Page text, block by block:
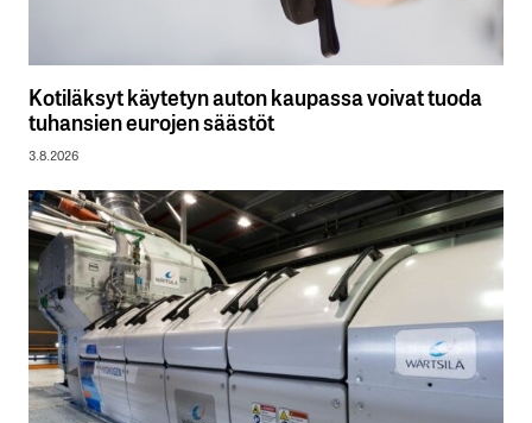
Kotiläksyt käytetyn auton kaupassa voivat tuoda
tuhansien eurojen säästöt
3.8.2026